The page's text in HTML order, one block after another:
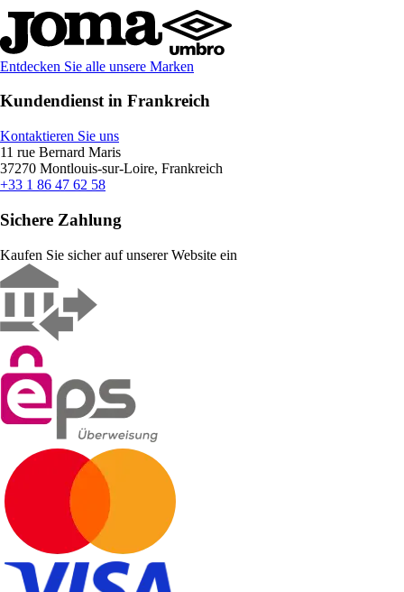
Entdecken Sie alle unsere Marken
Kundendienst in Frankreich
Kontaktieren Sie uns
11 rue Bernard Maris
37270 Montlouis-sur-Loire, Frankreich
+33 1 86 47 62 58
Sichere Zahlung
Kaufen Sie sicher auf unserer Website ein